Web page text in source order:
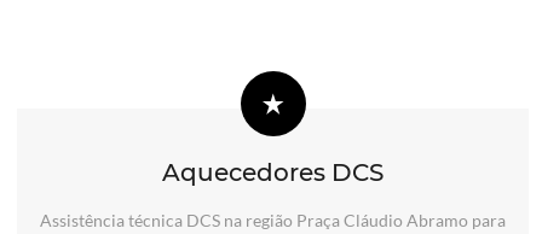
Aquecedores DCS
Assistência técnica DCS na região Praça Cláudio Abramo para